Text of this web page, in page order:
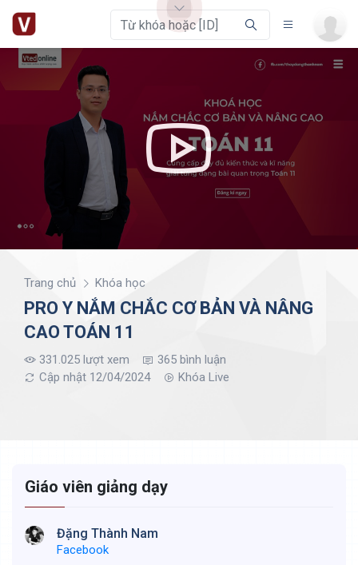
Trang chủ Khóa học
PRO Y NẮM CHẮC CƠ BẢN VÀ NÂNG
CAO TOÁN 11
331.025 lượt xem
365 bình luận
Cập nhật 12/04/2024
Khóa Live
Giáo viên giảng dạy
Đặng Thành Nam
Facebook